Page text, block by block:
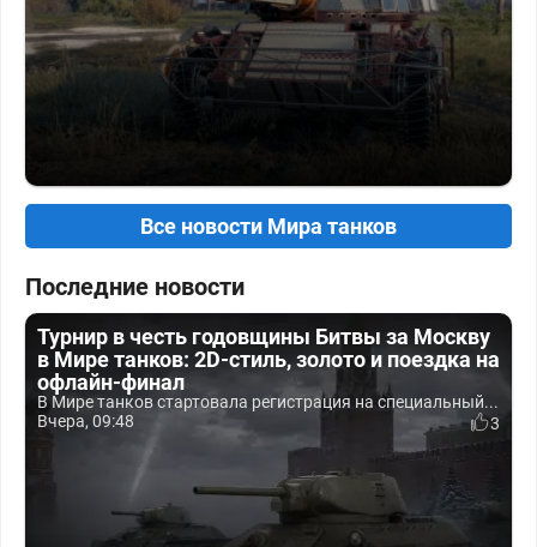
Все новости Мира танков
Последние новости
Турнир в честь годовщины Битвы за Москву
в Мире танков: 2D-стиль, золото и поездка на
офлайн-финал
В Мире танков стартовала регистрация на специальный...
Вчера, 09:48
3